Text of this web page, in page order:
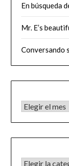
En búsqueda
Mr. E’s
Conversando
Archivos
CATEGORÍAS